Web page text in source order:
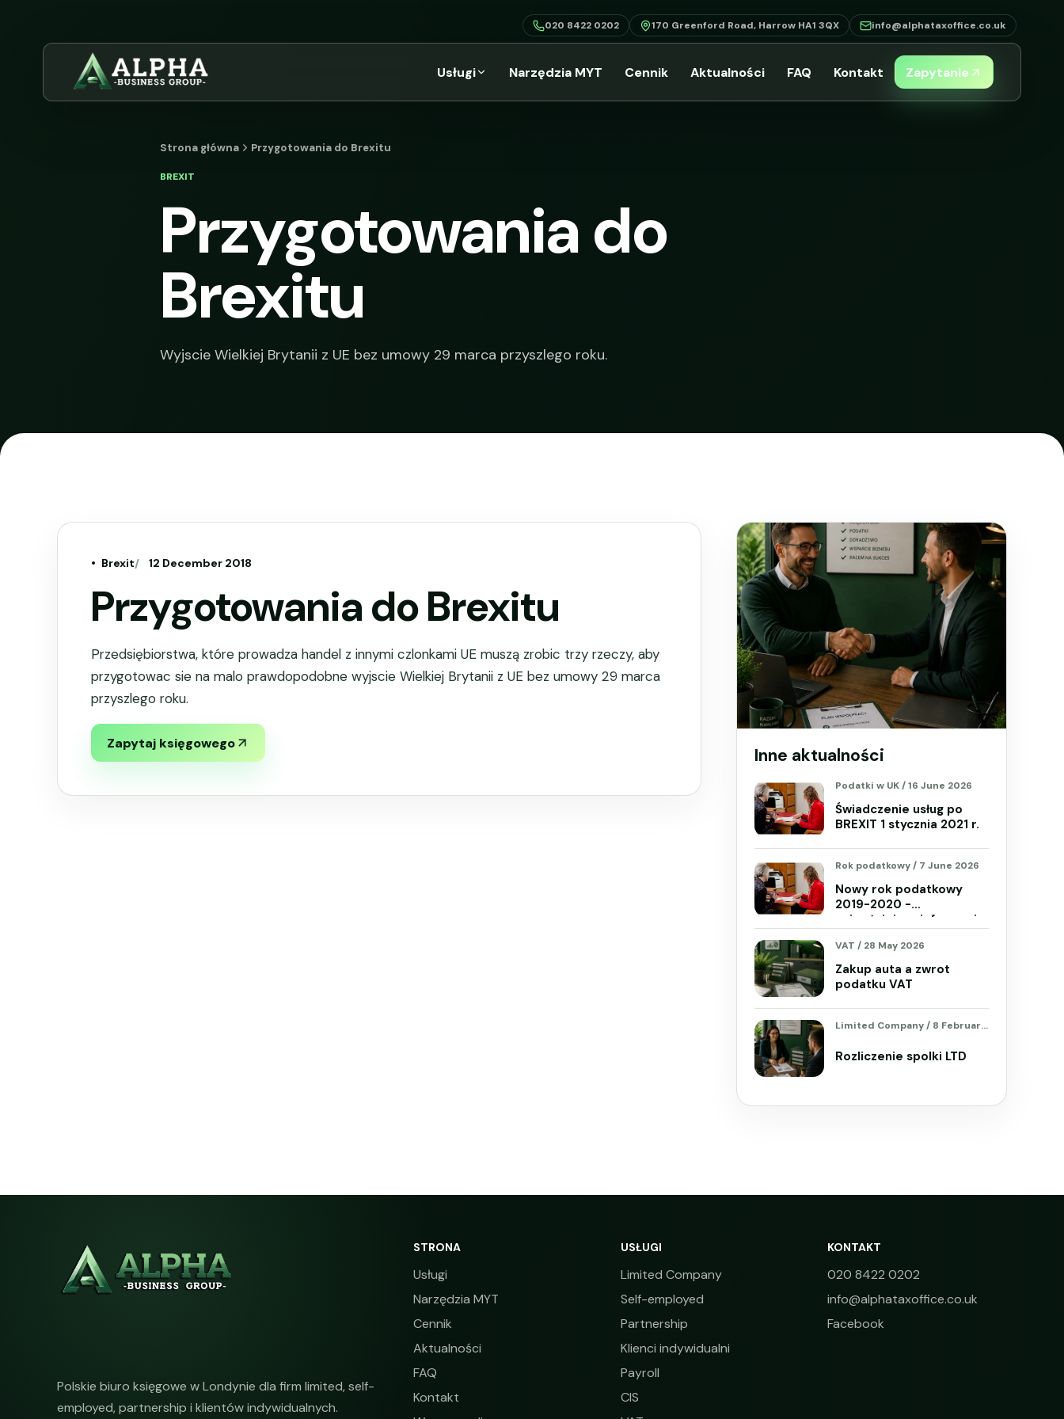
020 8422 0202 170 Greenford Road, Harrow HA1 3QX info@alphataxoffice.co.uk
Usługi Narzędzia MYT Cennik Aktualności FAQ Kontakt Zapytanie
Strona główna Przygotowania do Brexitu
BREXIT
Przygotowania do
Brexitu
Wyjscie Wielkiej Brytanii z UE bez umowy 29 marca przyszlego roku.
Brexit 12 December 2018
Przygotowania do Brexitu
Przedsiębiorstwa, które prowadza handel z innymi czlonkami UE muszą zrobic trzy rzeczy, aby
przygotowac sie na malo prawdopodobne wyjscie Wielkiej Brytanii z UE bez umowy 29 marca
przyszlego roku.
Zapytaj księgowego
Inne aktualności
Podatki w UK/16 June 2026
Świadczenie usług po
BREXIT 1 stycznia 2021 r.
Rok podatkowy/ 7 June 2026
Nowy rok podatkowy
2019-2020 -
najważniejsze informacje
VAT / 28 May 2026
Zakup auta a zwrot
podatku VAT
Limited Company/ 8 February 2019
Rozliczenie spolki LTD
Polskie biuro księgowe w Londynie dla firm limited, self-
employed, partnership i klientów indywidualnych.
STRONA
Usługi
Narzędzia MYT
Cennik
Aktualności
FAQ
Kontakt
USŁUGI
Limited Company
Self-employed
Partnership
Klienci indywidualni
Payroll
CIS
KONTAKT
020 8422 0202
info@alphataxoffice.co.uk
Facebook